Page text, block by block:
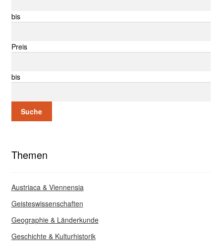
bis
Preis
bis
Suche
Themen
Austriaca & Viennensia
Geisteswissenschaften
Geographie & Länderkunde
Geschichte & Kulturhistorik